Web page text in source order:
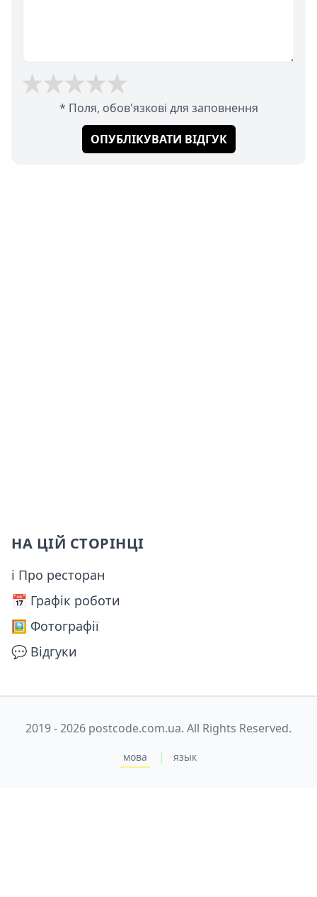
* Поля, обов'язкові для заповнення
ОПУБЛІКУВАТИ ВІДГУК
НА ЦІЙ СТОРІНЦІ
ℹ Про ресторан
📅️ Графік роботи
🖼️ Фотографії
💬 Відгуки
2019 - 2026 postcode.com.ua. All Rights Reserved.
мова | язык